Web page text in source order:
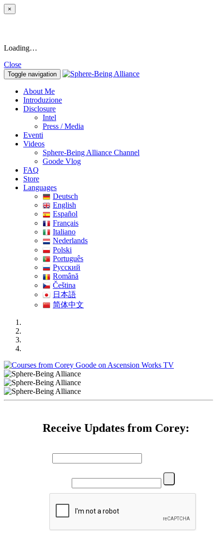
×
Loading…
Close
Toggle navigation
About Me
Introduzione
Disclosure
Intel
Press / Media
Eventi
Videos
Sphere-Being Alliance Channel
Goode Vlog
FAQ
Store
Languages
Deutsch
English
Español
Français
Italiano
Nederlands
Polski
Português
Pусский
Română
Čeština
日本語
简体中文
Receive Updates from Corey: